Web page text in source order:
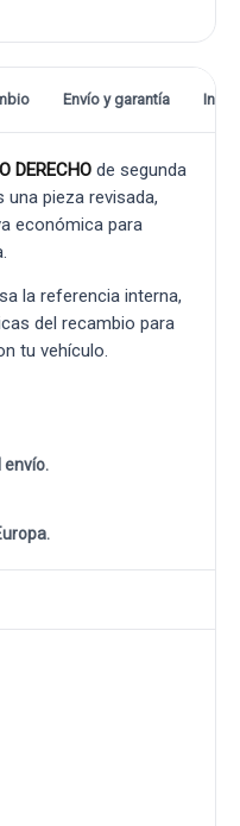
Envío y garantía
DERECHO de segunda
una pieza revisada,
económica para
la referencia interna,
del recambio para
tu vehículo.
envío.